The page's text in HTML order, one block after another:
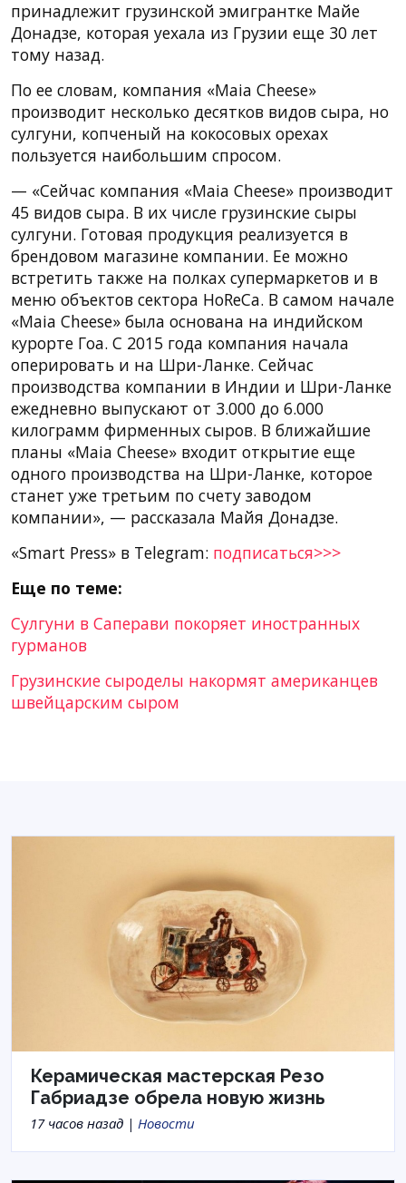
принадлежит грузинской эмигрантке Майе
Донадзе, которая уехала из Грузии еще 30 лет
тому назад.
По ее словам, компания «Maia Cheese»
производит несколько десятков видов сыра, но
сулгуни, копченый на кокосовых орехах
пользуется наибольшим спросом.
— «Сейчас компания «Maia Cheese» производит
45 видов сыра. В их числе грузинские сыры
сулгуни. Готовая продукция реализуется в
брендовом магазине компании. Ее можно
встретить также на полках супермаркетов и в
меню объектов сектора HoReCa. В самом начале
«Maia Cheese» была основана на индийском
курорте Гоа. С 2015 года компания начала
оперировать и на Шри-Ланке. Сейчас
производства компании в Индии и Шри-Ланке
ежедневно выпускают от 3.000 до 6.000
килограмм фирменных сыров. В ближайшие
планы «Maia Cheese» входит открытие еще
одного производства на Шри-Ланке, которое
станет уже третьим по счету заводом
компании», — рассказала Майя Донадзе.
«Smart Press» в Telegram: подписаться>>>
Еще по теме:
Сулгуни в Саперави покоряет иностранных
гурманов
Грузинские сыроделы накормят американцев
швейцарским сыром
Керамическая мастерская Резо
Габриадзе обрела новую жизнь
17 часов назад | Новости